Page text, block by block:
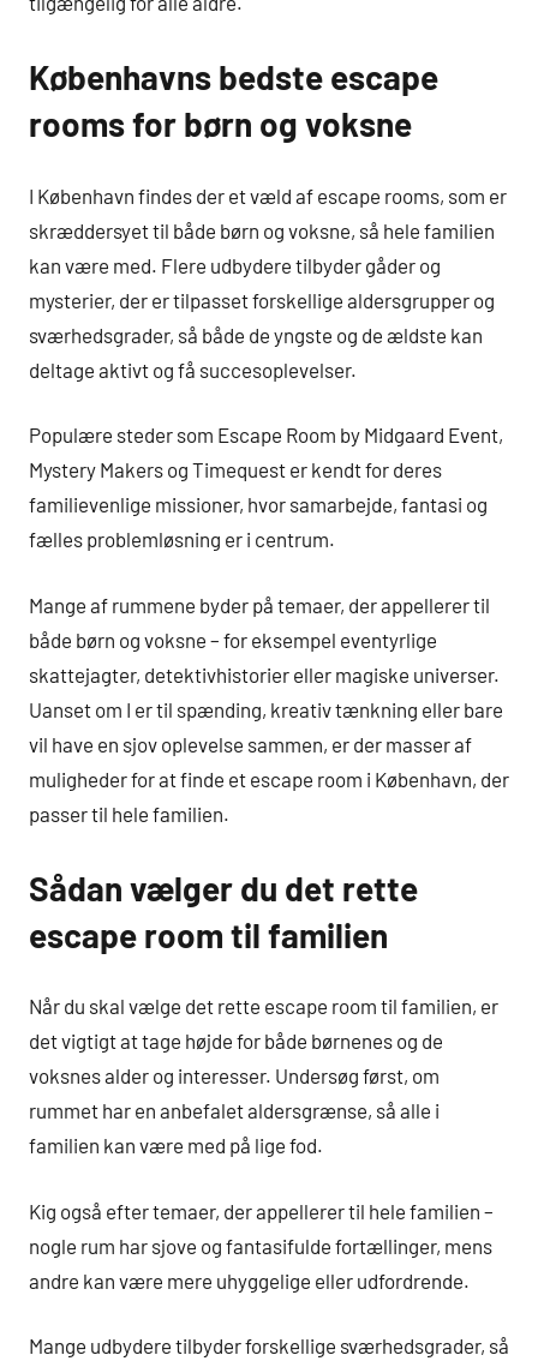
Københavns bedste escape
rooms for børn og voksne
I København findes der et væld af escape rooms, som er
skræddersyet til både børn og voksne, så hele familien
kan være med. Flere udbydere tilbyder gåder og
mysterier, der er tilpasset forskellige aldersgrupper og
sværhedsgrader, så både de yngste og de ældste kan
deltage aktivt og få succesoplevelser.
Populære steder som Escape Room by Midgaard Event,
Mystery Makers og Timequest er kendt for deres
familievenlige missioner, hvor samarbejde, fantasi og
fælles problemløsning er i centrum.
Mange af rummene byder på temaer, der appellerer til
både børn og voksne – for eksempel eventyrlige
skattejagter, detektivhistorier eller magiske universer.
Uanset om I er til spænding, kreativ tænkning eller bare
vil have en sjov oplevelse sammen, er der masser af
muligheder for at finde et escape room i København, der
passer til hele familien.
Sådan vælger du det rette
escape room til familien
Når du skal vælge det rette escape room til familien, er
det vigtigt at tage højde for både børnenes og de
voksnes alder og interesser. Undersøg først, om
rummet har en anbefalet aldersgrænse, så alle i
familien kan være med på lige fod.
Kig også efter temaer, der appellerer til hele familien –
nogle rum har sjove og fantasifulde fortællinger, mens
andre kan være mere uhyggelige eller udfordrende.
Mange udbydere tilbyder forskellige sværhedsgrader, så